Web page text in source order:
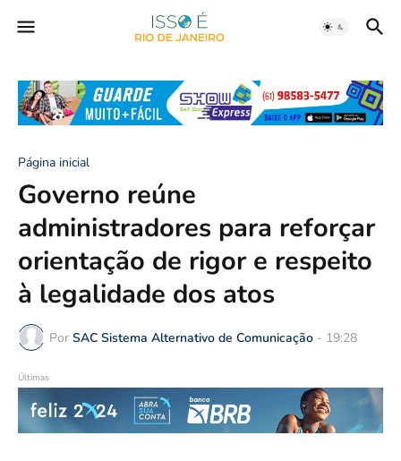
Página inicial
Governo reúne
administradores para reforçar
orientação de rigor e respeito
à legalidade dos atos
Por SAC Sistema Alternativo de Comunicação - 19:28
Últimas